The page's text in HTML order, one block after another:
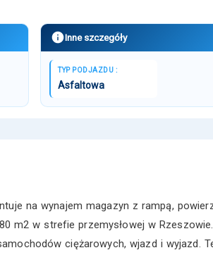
Inne szczegóły
TYP PODJAZDU :
Asfaltowa
na wynajem magazyn z rampą,
m2 w strefie przemysłowej w
ciężarowych, wjazd i wyjazd.